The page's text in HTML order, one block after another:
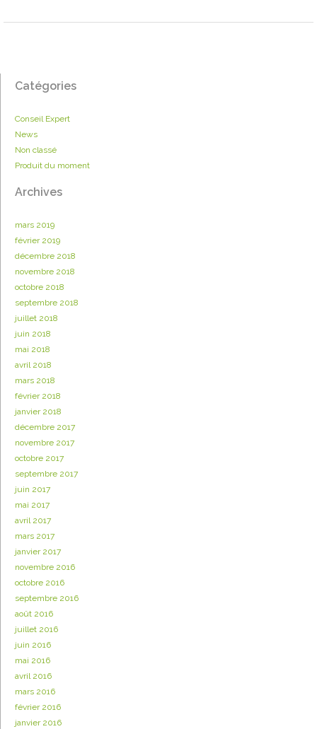
Catégories
Conseil Expert
News
Non classé
Produit du moment
Archives
mars 2019
février 2019
décembre 2018
novembre 2018
octobre 2018
septembre 2018
juillet 2018
juin 2018
mai 2018
avril 2018
mars 2018
février 2018
janvier 2018
décembre 2017
novembre 2017
octobre 2017
septembre 2017
juin 2017
mai 2017
avril 2017
mars 2017
janvier 2017
novembre 2016
octobre 2016
septembre 2016
août 2016
juillet 2016
juin 2016
mai 2016
avril 2016
mars 2016
février 2016
janvier 2016